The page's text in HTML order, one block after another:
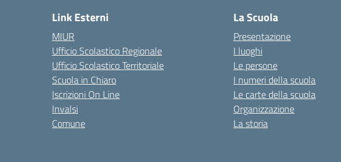
Link Esterni
MIUR
Ufficio Scolastico Regionale
Ufficio Scolastico Territoriale
Scuola in Chiaro
Iscrizioni On Line
Invalsi
Comune
La Scuola
Presentazione
I luoghi
Le persone
I numeri della scuola
Le carte della scuola
Organizzazione
La storia